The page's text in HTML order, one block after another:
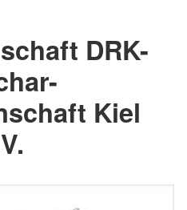
DRK-
Kiel